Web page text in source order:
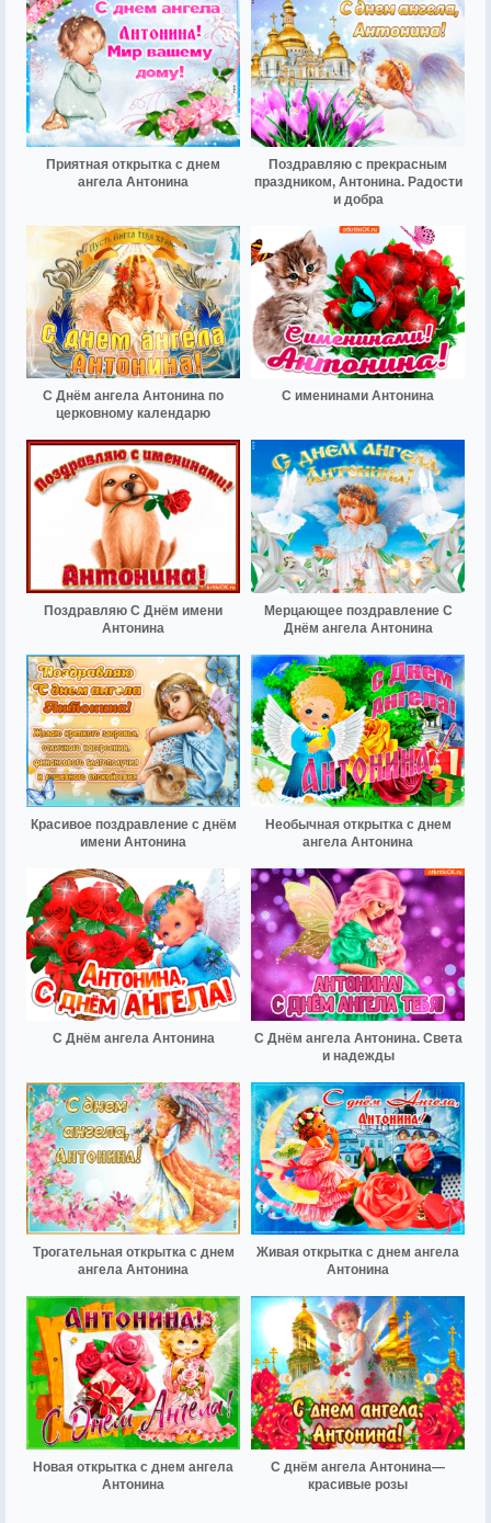
Приятная открытка с днем
ангела Антонина
Поздравляю с прекрасным
праздником, Антонина. Радости
и добра
С Днём ангела Антонина по
церковному календарю
С именинами Антонина
Поздравляю С Днём имени
Антонина
Мерцающее поздравление С
Днём ангела Антонина
Красивое поздравление с днём
имени Антонина
Необычная открытка с днем
ангела Антонина
С Днём ангела Антонина
С Днём ангела Антонина. Света
и надежды
Трогательная открытка с днем
ангела Антонина
Живая открытка с днем ангела
Антонина
Новая открытка с днем ангела
Антонина
С днём ангела Антонина—
красивые розы